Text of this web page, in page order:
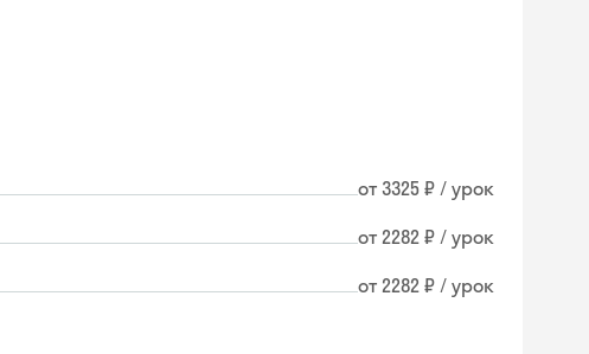
от 3325 ₽ / урок
от 2282 ₽ / урок
от 2282 ₽ / урок